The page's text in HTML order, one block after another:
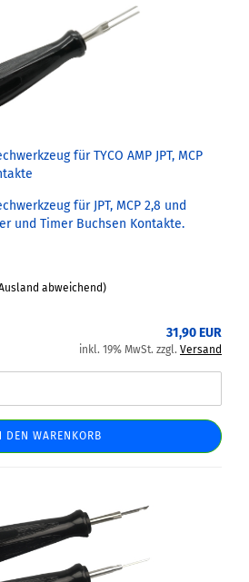
für TYCO AMP JPT, MCP
für JPT, MCP 2,8 und
und Timer Buchsen Kontakte.
abweichend)
31,90 EUR
inkl. 19% MwSt. zzgl. Versand
DEN WARENKORB